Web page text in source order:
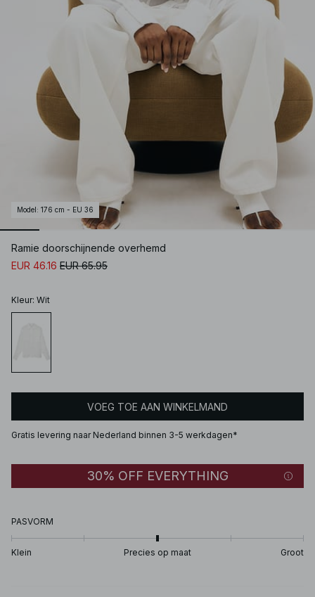
Model : 176 cm - EU 36
Ramie doorschijnende overhemd
EUR 46.16 EUR 65.95
Kleur: Wit
VOEG TOE AAN WINKELMAND
Gratis levering naar Nederland binnen 3-5 werkdagen*
30% OFF EVERYTHING
PASVORM
Klein Precies op maat Groot